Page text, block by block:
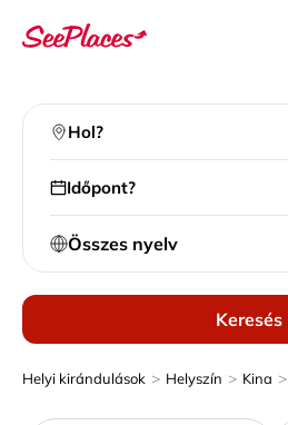
Hol?
Időpont?
Összes nyelv
Keresés
Helyi kirándulások > Helyszín > Kina >